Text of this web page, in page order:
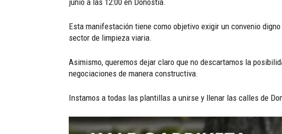
Esta manifestación tiene como objetivo exigir un convenio
sector de limpieza viaria.
Asimismo, queremos dejar claro que no descartamos la
negociaciones de manera constructiva.
Instamos a todas las plantillas a unirse y llenar las calles de